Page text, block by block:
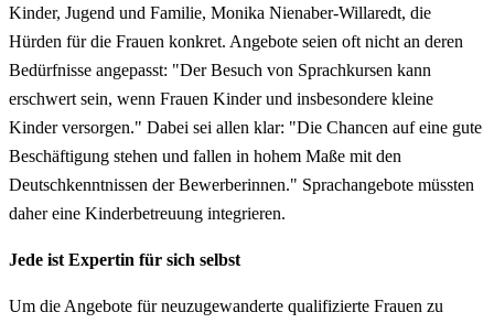
Kinder, Jugend und Familie, Monika Nienaber-Willaredt, die
Hürden für die Frauen konkret. Angebote seien oft nicht an deren
Bedürfnisse angepasst: "Der Besuch von Sprachkursen kann
erschwert sein, wenn Frauen Kinder und insbesondere kleine
Kinder versorgen." Dabei sei allen klar: "Die Chancen auf eine gute
Beschäftigung stehen und fallen in hohem Maße mit den
Deutschkenntnissen der Bewerberinnen." Sprachangebote müssten
daher eine Kinderbetreuung integrieren.
Jede ist Expertin für sich selbst
Um die Angebote für neuzugewanderte qualifizierte Frauen zu